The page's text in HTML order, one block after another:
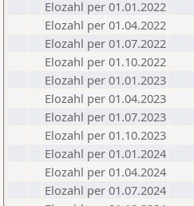
Elozahl per 01.01.2022
Elozahl per 01.04.2022
Elozahl per 01.07.2022
Elozahl per 01.10.2022
Elozahl per 01.01.2023
Elozahl per 01.04.2023
Elozahl per 01.07.2023
Elozahl per 01.10.2023
Elozahl per 01.01.2024
Elozahl per 01.04.2024
Elozahl per 01.07.2024